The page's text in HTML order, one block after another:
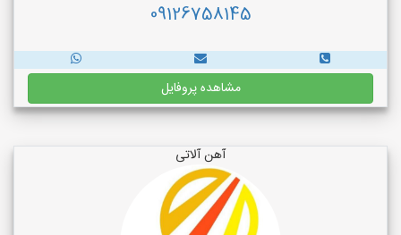
09126758145
مشاهده پروفایل
آهن آلاتی